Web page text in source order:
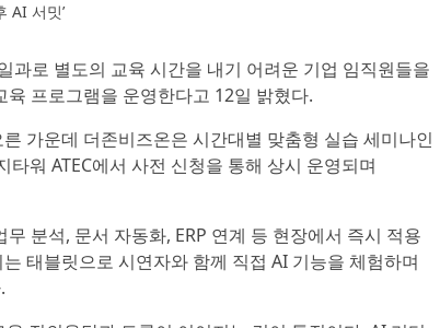
AI 서밋’
과로 별도의 교육 시간을 내기 어려운 기업 임직원들을
프로그램을 운영한다고 12일 밝혔다.
가운데 더존비즈온은 시간대별 맞춤형 실습 세미나인
타워 ATEC에서 사전 신청을 통해 상시 운영되며
분석, 문서 자동화, ERP 연계 등 현장에서 즉시 적용
태블릿으로 시연자와 함께 직접 AI 기능을 체험하며